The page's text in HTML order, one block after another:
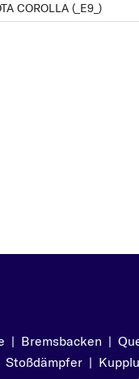
COROLLA (_E9_)
| Bremsbacken |
Stoßdämpfer |